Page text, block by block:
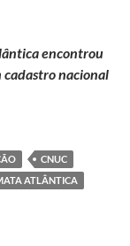
encontrou
cadastro nacional
que há mais
CNUC
ATLÂNTICA